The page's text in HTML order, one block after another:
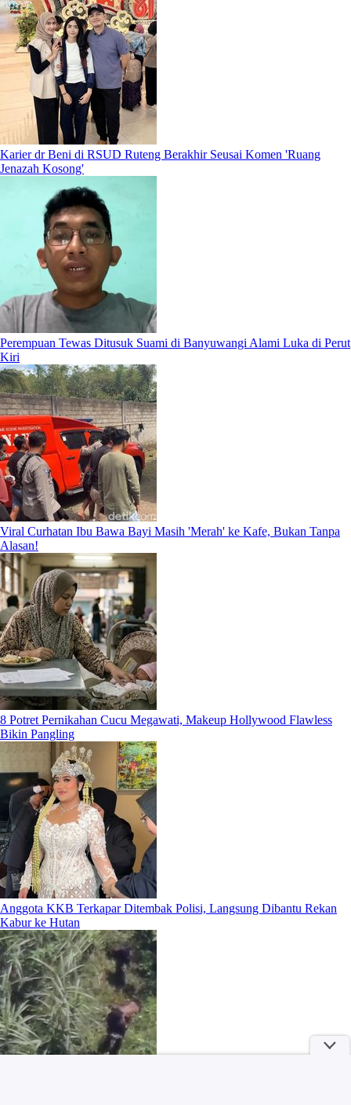
Karier dr Beni di RSUD Ruteng Berakhir Seusai Komen 'Ruang
Jenazah Kosong'
Perempuan Tewas Ditusuk Suami di Banyuwangi Alami Luka di Perut
Kiri
Viral Curhatan Ibu Bawa Bayi Masih 'Merah' ke Kafe, Bukan Tanpa
Alasan!
8 Potret Pernikahan Cucu Megawati, Makeup Hollywood Flawless
Bikin Pangling
Anggota KKB Terkapar Ditembak Polisi, Langsung Dibantu Rekan
Kabur ke Hutan